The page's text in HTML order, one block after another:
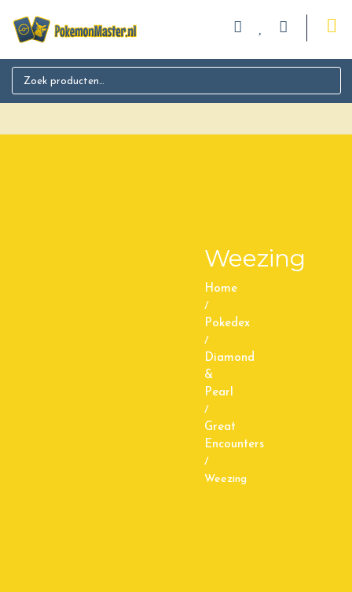
Search for:
Weezing
Home
/
Pokedex
/
Diamond
&
Pearl
/
Great
Encounters
/
Weezing